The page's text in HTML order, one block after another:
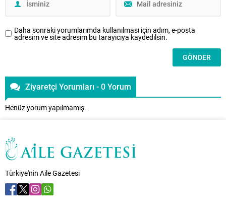
Daha sonraki yorumlarımda kullanılması için adım, e-posta
adresim ve site adresim bu tarayıcıya kaydedilsin.
Ziyaretçi Yorumları - 0 Yorum
Henüz yorum yapılmamış.
Türkiye'nin Aile Gazetesi